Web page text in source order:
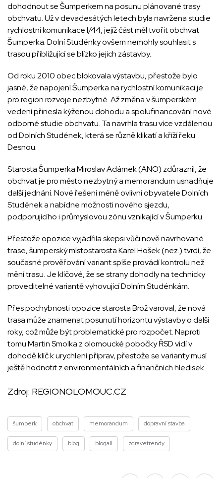
dohodnout se Šumperkem na posunu plánované trasy
obchvatu. Už v devadesátých letech byla navržena studie
rychlostní komunikace I/44, jejíž část měl tvořit obchvat
Šumperka. Dolní Studénky ovšem nemohly souhlasit s
trasou přibližující se blízko jejich zástavby.
Od roku 2010 obec blokovala výstavbu, přestože bylo
jasné, že napojení Šumperka na rychlostní komunikaci je
pro region rozvoje nezbytné. Až změna v šumperském
vedení přinesla kýženou dohodu a spolufinancování nové
odborné studie obchvatu. Ta navrhla trasu více vzdálenou
od Dolních Studének, která se různě klikatí a kříží řeku
Desnou.
Starosta Šumperka Miroslav Adámek (ANO) zdůraznil, že
obchvat je pro město nezbytný a memorandum usnadňuje
další jednání. Nové řešení méně ovlivní obyvatele Dolních
Studének a nabídne možnosti nového sjezdu,
podporujícího i průmyslovou zónu vznikající v Šumperku.
Přestože opozice vyjádřila skepsi vůči nově navrhované
trase, šumperský místostarosta Karel Hošek (nez.) tvrdí, že
současné prověřování variant spíše provádí kontrolu než
mění trasu. Je klíčové, že se strany dohodly na technicky
proveditelné variantě vyhovující Dolním Studénkám.
Přes pochybnosti opozice starosta Brož varoval, že nová
trasa může znamenat posunutí horizontu výstavby o další
roky, což může být problematické pro rozpočet. Naproti
tomu Martin Smolka z olomoucké pobočky ŘSD vidí v
dohodě klíč k urychlení příprav, přestože se varianty musí
ještě hodnotit z environmentálních a finančních hledisek.
Zdroj: REGIONOLOMOUC.CZ
šumperk obchvat memorandum dopravní stavba
dolní studénky blog blogall zdravetrendy